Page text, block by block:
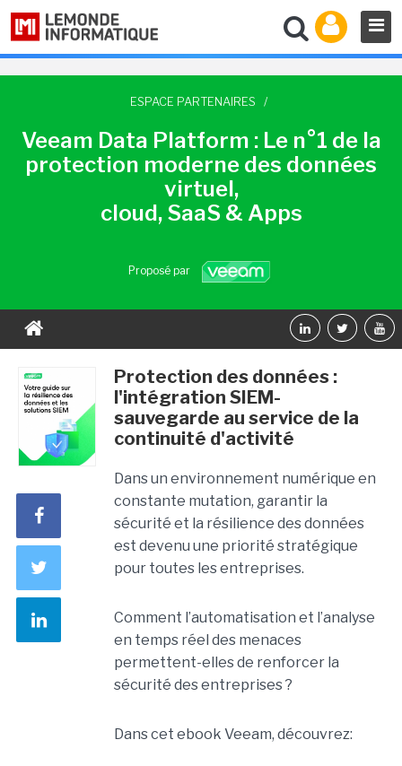
ESPACE PARTENAIRES /
Veeam Data Platform : Le n°1 de la
protection moderne des données
virtuel,
cloud, SaaS & Apps
Proposé par
Protection des données :
l'intégration SIEM-
sauvegarde au service de la
continuité d'activité
Dans un environnement numérique en
constante mutation, garantir la
sécurité et la résilience des données
est devenu une priorité stratégique
pour toutes les entreprises.
Comment l’automatisation et l’analyse
en temps réel des menaces
permettent-elles de renforcer la
sécurité des entreprises ?
Dans cet ebook Veeam, découvrez: